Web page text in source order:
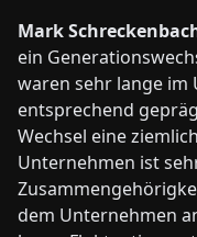
Mark
ein
waren sehr lange im
entsprechend
Wechsel eine
Unternehmen ist
dem Unternehmen